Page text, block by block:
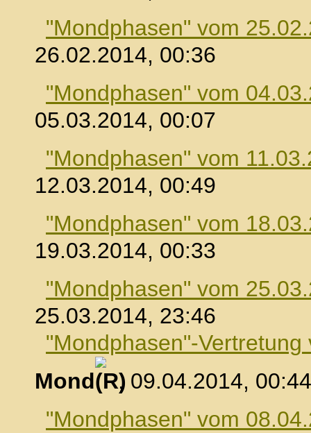
"Mondphasen" vom
26.02.2014, 00:36
"Mondphasen" vom
05.03.2014, 00:07
"Mondphasen" vom
12.03.2014, 00:49
"Mondphasen" vom
19.03.2014, 00:33
"Mondphasen" vom
25.03.2014, 23:46
"Mondphasen"-
Mond
, 09.04.2014, 00:44
"Mondphasen" vom